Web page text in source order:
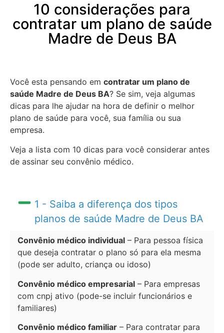
10 considerações para
contratar um plano de saúde
Madre de Deus BA
Você esta pensando em contratar um plano de
saúde Madre de Deus BA? Se sim, veja algumas
dicas para lhe ajudar na hora de definir o melhor
plano de saúde para você, sua família ou sua
empresa.
Veja a lista com 10 dicas para você considerar antes
de assinar seu convênio médico.
1 - Saiba a diferença dos tipos
planos de saúde Madre de Deus BA
Convênio médico individual – Para pessoa física
que deseja contratar o plano só para ela mesma
(pode ser adulto, criança ou idoso)
Convênio médico empresarial – Para empresas
com cnpj ativo (pode-se incluir funcionários e
familiares)
Convênio médico familiar – Para contratar para